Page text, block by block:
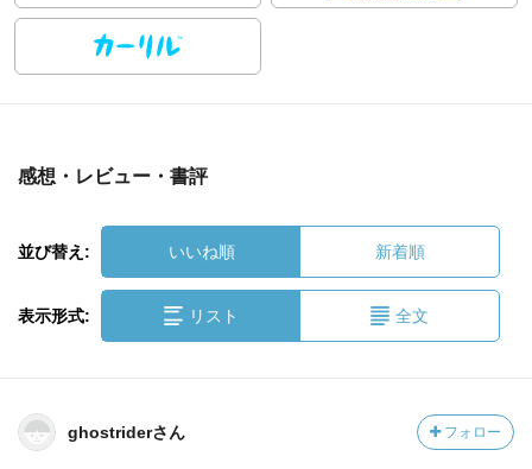
感想・レビュー・書評
並び替え: いいね順 新着順
表示形式: リスト 全文
ghostriderさん フォロー